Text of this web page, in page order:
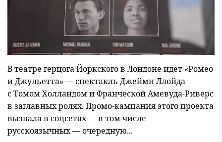
В театре герцога Йоркского в Лондоне идет «Ромео
и Джульетта» — спектакль Джейми Ллойда
с Томом Холландом и Франческой Амевуда-Риверс
в заглавных ролях. Промо-кампания этого проекта
вызвала в соцсетях — в том числе
русскоязычных — очередную...